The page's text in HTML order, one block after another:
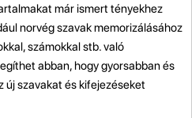
már ismert tényekhez
norvég szavak memorizálásához
számokkal stb. való
abban, hogy gyorsabban és
új szavakat és kifejezéseket